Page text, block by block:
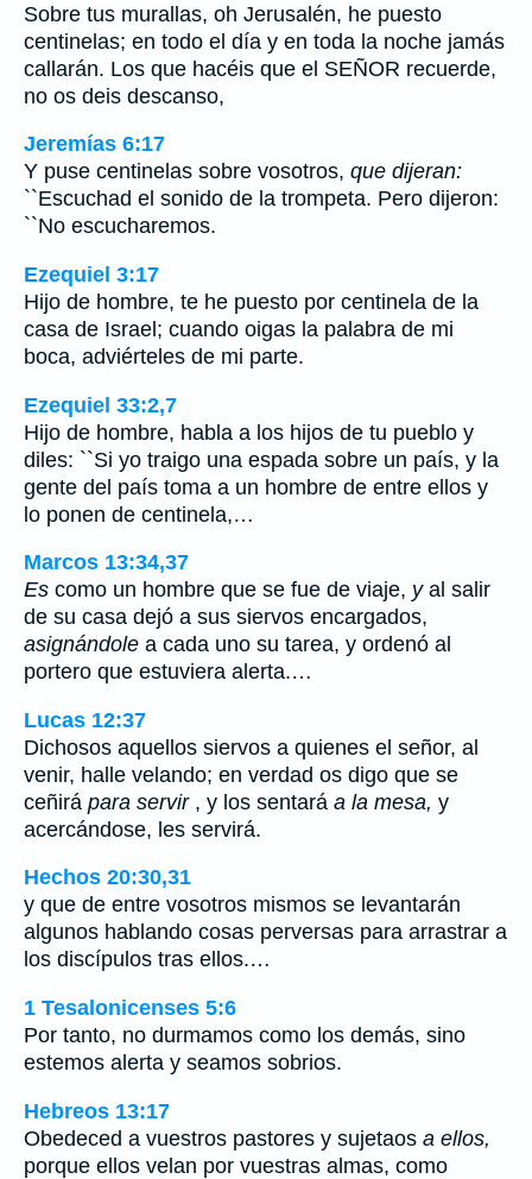
Sobre tus murallas, oh Jerusalén, he puesto
centinelas; en todo el día y en toda la noche jamás
callarán. Los que hacéis que el SEÑOR recuerde,
no os deis descanso,
Jeremías 6:17
Y puse centinelas sobre vosotros, que dijeran:
``Escuchad el sonido de la trompeta. Pero dijeron:
``No escucharemos.
Ezequiel 3:17
Hijo de hombre, te he puesto por centinela de la
casa de Israel; cuando oigas la palabra de mi
boca, adviérteles de mi parte.
Ezequiel 33:2,7
Hijo de hombre, habla a los hijos de tu pueblo y
diles: ``Si yo traigo una espada sobre un país, y la
gente del país toma a un hombre de entre ellos y
lo ponen de centinela,…
Marcos 13:34,37
Es como un hombre que se fue de viaje, yal salir
de su casa dejó a sus siervos encargados,
asignándole a cada uno su tarea, y ordenó al
portero que estuviera alerta.…
Lucas 12:37
Dichosos aquellos siervos a quienes el señor, al
venir, halle velando; en verdad os digo que se
ceñirá para servir, y los sentará a la mesa, y
acercándose, les servirá.
Hechos 20:30,31
y que de entre vosotros mismos se levantarán
algunos hablando cosas perversas para arrastrar a
los discípulos tras ellos.…
1 Tesalonicenses 5:6
Por tanto, no durmamos como los demás, sino
estemos alerta y seamos sobrios.
Hebreos 13:17
Obedeced a vuestros pastores y sujetaos a ellos,
porque ellos velan por vuestras almas, como